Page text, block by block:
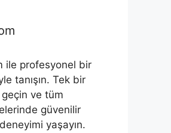
ile profesyonel bir
tanışın. Tek bir
ve tüm
güvenilir
deneyimi yaşayın.